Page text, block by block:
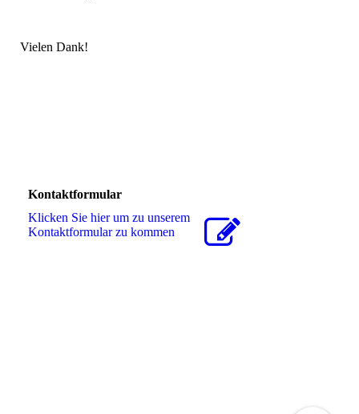
Vielen Dank!
Kontaktformular
Klicken Sie hier um zu unserem
Kon­takt­for­mu­lar zu kommen